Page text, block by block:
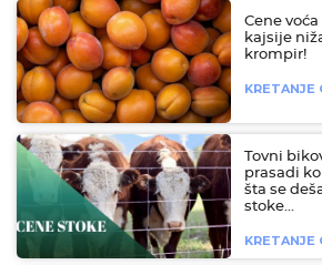
Cene
kajsije
krompir!
KRETANJE
Tovni
prasadi
šta se
stoke...
KRETANJE